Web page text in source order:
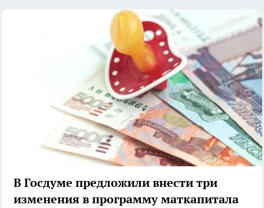
В Госдуме предложили внести три
изменения в программу маткапитала